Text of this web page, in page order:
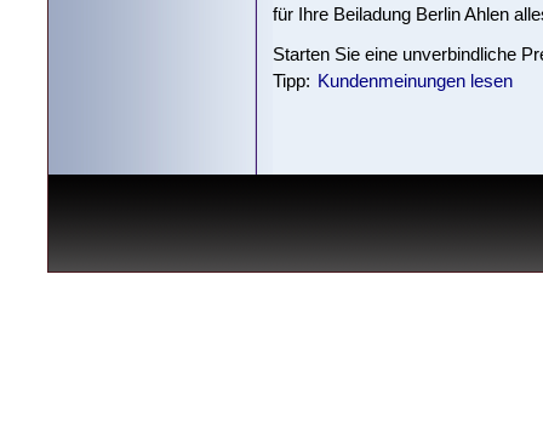
für Ihre Beiladung Berlin Ahlen
Starten Sie eine unverbindliche
Tipp: Kundenmeinungen lesen